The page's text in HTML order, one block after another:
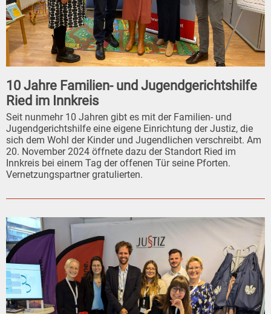
10 Jahre Familien- und Jugendgerichtshilfe
Ried im Innkreis
Seit nunmehr 10 Jahren gibt es mit der Familien- und
Jugendgerichtshilfe eine eigene Einrichtung der Justiz, die
sich dem Wohl der Kinder und Jugendlichen verschreibt. Am
20. November 2024 öffnete dazu der Standort Ried im
Innkreis bei einem Tag der offenen Tür seine Pforten.
Vernetzungspartner gratulierten.